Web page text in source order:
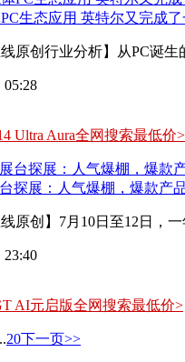
生态应用 英特尔又完成
线原创行业分析】从PC诞
05:28
Ultra Aura全网搜索最低价>
探展：人气爆棚，爆款产
线原创】7月10日至12日，
23:40
AI元启版全网搜索最低价>
20下一页>>